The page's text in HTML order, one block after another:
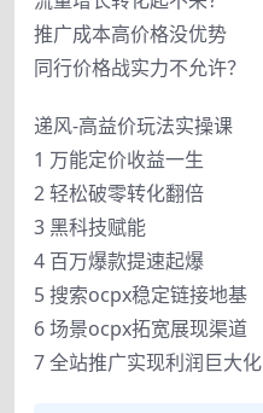
推广成本高价格没优势
同行价格战实力不允许？
递风-高益价玩法实操课
1 万能定价收益一生
2 轻松破零转化翻倍
3 黑科技赋能
4 百万爆款提速起爆
5 搜索ocpx稳定链接地基
6 场景ocpx拓宽展现渠道
7 全站推广实现利润巨大化